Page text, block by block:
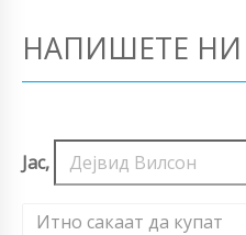
НАПИШЕТЕ
Јас,
Итно сакаат да купат